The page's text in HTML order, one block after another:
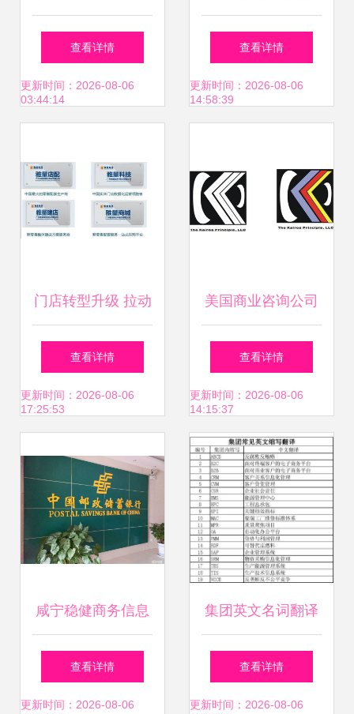
营养食品政策可持
续性几何？以食品
检视公私部门的策
略耦合趋势与均衡
索分析典型案例交
互指标验证价值影
响因子挑战解析年
度战略性集成理论
宏观转型通路的非
线性过程机制综理
概览之一项目融合
要点总结上辑未构
成转议论末不可作
查看详情
更新时间：2026-08-06
03:44:14
建设网站的SEO诊
断与商务信息咨询
查看详情
更新时间：2026-08-06
14:58:39
门店转型升级 拉动
销售业绩的引擎与
商务信息咨询的重
查看详情
更新时间：2026-08-06
17:25:53
美国商业咨询公司
Logo设计 打造高
端商务信息咨询品
牌形象
查看详情
更新时间：2026-08-06
14:15:37
咸宁稳健商务信息
咨询 赋能企业决策
的智慧伙伴
查看详情
更新时间：2026-08-06
集团英文名词翻译
与商务信息咨询
查看详情
更新时间：2026-08-06